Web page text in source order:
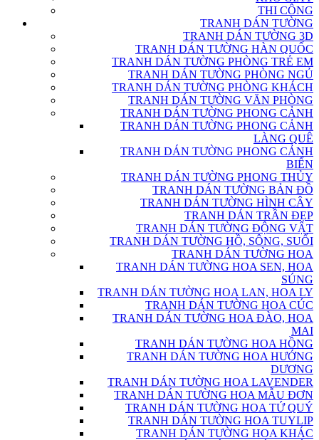
THI CÔNG
TRANH DÁN TƯỜNG
TRANH DÁN TƯỜNG 3D
TRANH DÁN TƯỜNG HÀN QUỐC
TRANH DÁN TƯỜNG PHÒNG TRẺ EM
TRANH DÁN TƯỜNG PHÒNG NGỦ
TRANH DÁN TƯỜNG PHÒNG KHÁCH
TRANH DÁN TƯỜNG VĂN PHÒNG
TRANH DÁN TƯỜNG PHONG CẢNH
TRANH DÁN TƯỜNG PHONG CẢNH
LÀNG QUÊ
TRANH DÁN TƯỜNG PHONG CẢNH
BIỂN
TRANH DÁN TƯỜNG PHONG THỦY
TRANH DÁN TƯỜNG BẢN ĐỒ
TRANH DÁN TƯỜNG HÌNH CÂY
TRANH DÁN TRẦN ĐẸP
TRANH DÁN TƯỜNG ĐỘNG VẬT
TRANH DÁN TƯỜNG HỒ, SÔNG, SUỐI
TRANH DÁN TƯỜNG HOA
TRANH DÁN TƯỜNG HOA SEN, HOA
SÚNG
TRANH DÁN TƯỜNG HOA LAN, HOA LY
TRANH DÁN TƯỜNG HOA CÚC
TRANH DÁN TƯỜNG HOA ĐÀO, HOA
MAI
TRANH DÁN TƯỜNG HOA HỒNG
TRANH DÁN TƯỜNG HOA HƯỚNG
DƯƠNG
TRANH DÁN TƯỜNG HOA LAVENDER
TRANH DÁN TƯỜNG HOA MẪU ĐƠN
TRANH DÁN TƯỜNG HOA TỨ QUÝ
TRANH DÁN TƯỜNG HOA TUYLIP
TRANH DÁN TƯỜNG HOA KHÁC